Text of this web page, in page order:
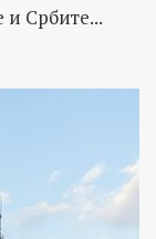
и Србите...